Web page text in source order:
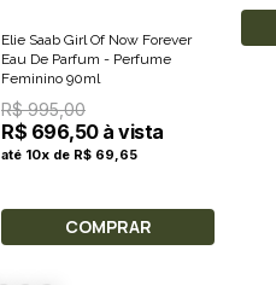
Elie Saab Girl Of Now Forever
Eau De Parfum - Perfume
Feminino 90ml
R$ 995,00
R$ 696,50 à vista
até 10x de R$ 69,65
COMPRAR